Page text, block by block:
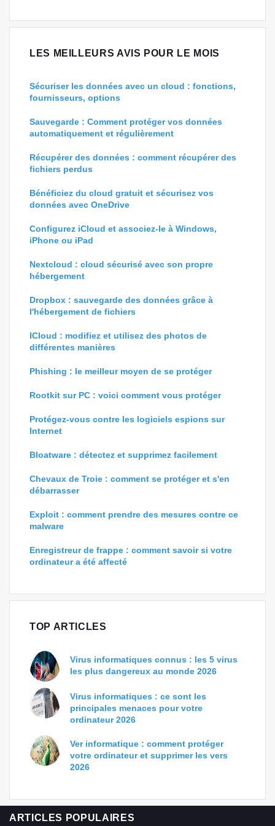
LES MEILLEURS AVIS POUR LE MOIS
Sécuriser les données avec un cloud : fonctions,
fournisseurs, options
Sauvegarde : Comment protéger vos données
automatiquement et régulièrement
Récupérer des données : comment récupérer des
fichiers perdus
Bénéficiez du cloud gratuit et sécurisez vos
données avec OneDrive
Configurez iCloud et associez-le à Windows,
iPhone ou iPad
Nextcloud : cloud sécurisé avec son propre
hébergement
Dropbox : sauvegarde des données grâce à
l'hébergement de fichiers
ICloud : modifiez et utilisez des photos de
différentes manières
Phishing : le meilleur moyen de se protéger
Rootkit sur PC : voici comment vous protéger
Protégez-vous contre les logiciels espions sur
Internet
Bloatware : détectez et supprimez facilement
Chevaux de Troie : comment se protéger et s'en
débarrasser
Exploit : comment prendre des mesures contre ce
malware
Enregistreur de frappe : comment savoir si votre
ordinateur a été affecté
TOP ARTICLES
Virus informatiques connus : les 5 virus
les plus dangereux au monde 2026
Virus informatiques : ce sont les
principales menaces pour votre
ordinateur 2026
Ver informatique : comment protéger
votre ordinateur et supprimer les vers
2026
ARTICLES POPULAIRES